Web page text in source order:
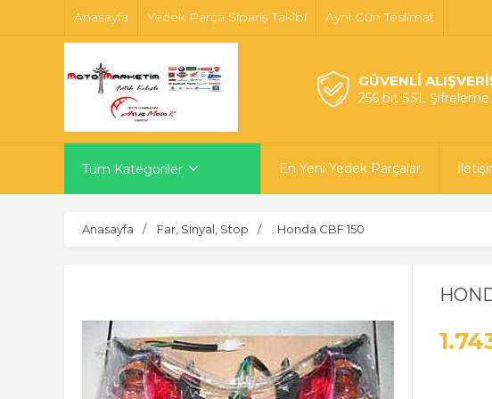
Anasayfa Yedek Parça Sipariş Takibi Ayni Gün Teslimat
GÜVENLİ
256 bit SSL Şifreleme
Tüm Kategoriler En Yeni Yedek Parçalar
Anasayfa Far, Sinyal, Stop . Honda CBF 150